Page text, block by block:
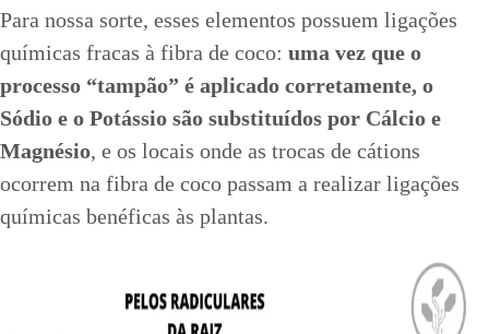
Para nossa sorte, esses elementos possuem ligações
químicas fracas à fibra de coco: uma vez que o
processo “tampão” é aplicado corretamente, o
Sódio e o Potássio são substituídos por Cálcio e
Magnésio, e os locais onde as trocas de cátions
ocorrem na fibra de coco passam a realizar ligações
químicas benéficas às plantas.